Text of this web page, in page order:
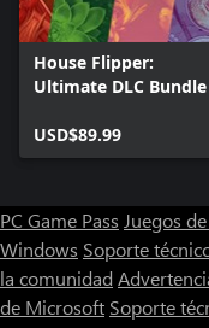
House Flipper:
Ultimate DLC Bundle
USD$89.99
PC Game Pass Juegos
Windows Soporte
la comunidad
de Microsoft Soporte